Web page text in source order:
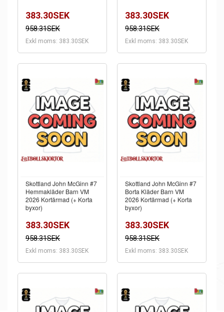
383.30SEK
958.31SEK
Exkl moms: 383.30SEK
383.30SEK
958.31SEK
Exkl moms: 383.30SEK
Skottland John McGinn #7
Hemmakläder Barn VM
2026 Kortärmad (+ Korta
byxor)
383.30SEK
958.31SEK
Exkl moms: 383.30SEK
Skottland John McGinn #7
Borta Kläder Barn VM
2026 Kortärmad (+ Korta
byxor)
383.30SEK
958.31SEK
Exkl moms: 383.30SEK